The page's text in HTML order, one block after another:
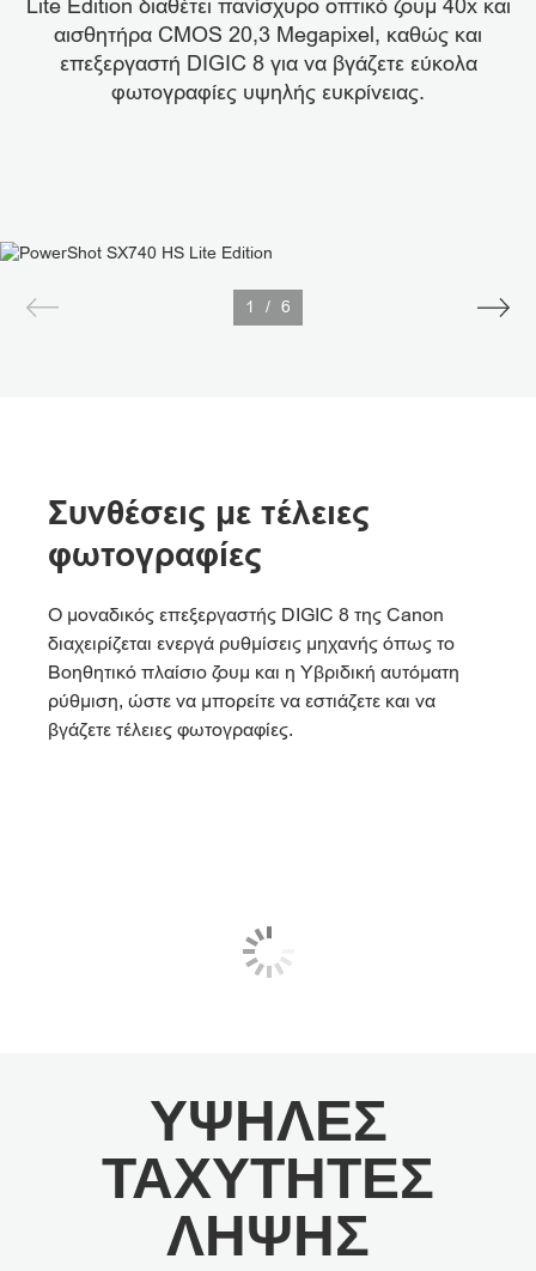
Lite Edition διαθέτει πανίσχυρο οπτικό ζουμ 40x και
αισθητήρα CMOS 20,3 Megapixel, καθώς και
επεξεργαστή DIGIC 8 για να βγάζετε εύκολα
φωτογραφίες υψηλής ευκρίνειας.
1 / 6
Συνθέσεις με τέλειες
φωτογραφίες
Ο μοναδικός επεξεργαστής DIGIC 8 της Canon
διαχειρίζεται ενεργά ρυθμίσεις μηχανής όπως το
Βοηθητικό πλαίσιο ζουμ και η Υβριδική αυτόματη
ρύθμιση, ώστε να μπορείτε να εστιάζετε και να
βγάζετε τέλειες φωτογραφίες.
ΥΨΗΛΈΣ
ΤΑΧΎΤΗΤΕΣ
ΛΉΨΗΣ